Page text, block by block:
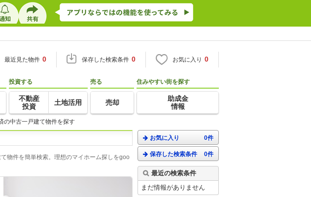
最近見た物件 0 保存した検索条件 0 お気に入り 0
投資する
不動産
投資
土地活用
売る
売却
住みやすい街を探す
助成金
情報
の中古一戸建て物件を探す
物件を簡単検索。理想のマイホーム探しをgoo
お気に入り 0件
保存した検索条件 0件
最近の検索条件
まだ情報がありません